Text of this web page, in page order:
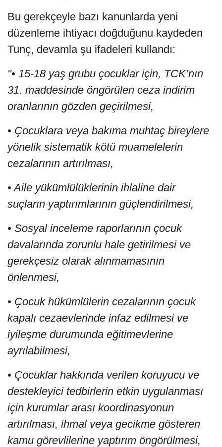
Bu gerekçeyle bazı kanunlarda yeni
düzenleme ihtiyacı doğduğunu kaydeden
Tunç, devamla şu ifadeleri kullandı:
"• 15-18 yaş grubu çocuklar için, TCK’nın
31. maddesinde öngörülen ceza indirim
oranlarının gözden geçirilmesi,
• Çocuklara veya bakıma muhtaç bireylere
yönelik sistematik kötü muamelelerin
cezalarının artırılması,
• Aile yükümlülüklerinin ihlaline dair
suçların yaptırımlarının güçlendirilmesi,
• Sosyal inceleme raporlarının çocuk
davalarında zorunlu hale getirilmesi ve
gerekçesiz olarak alınmamasının
önlenmesi,
• Çocuk hükümlülerin cezalarının çocuk
kapalı cezaevlerinde infaz edilmesi ve
iyileşme durumunda eğitimevlerine
ayrılabilmesi,
• Çocuklar hakkında verilen koruyucu ve
destekleyici tedbirlerin etkin uygulanması
için kurumlar arası koordinasyonun
artırılması, ihmal veya gecikme gösteren
kamu görevlilerine yaptırım öngörülmesi,